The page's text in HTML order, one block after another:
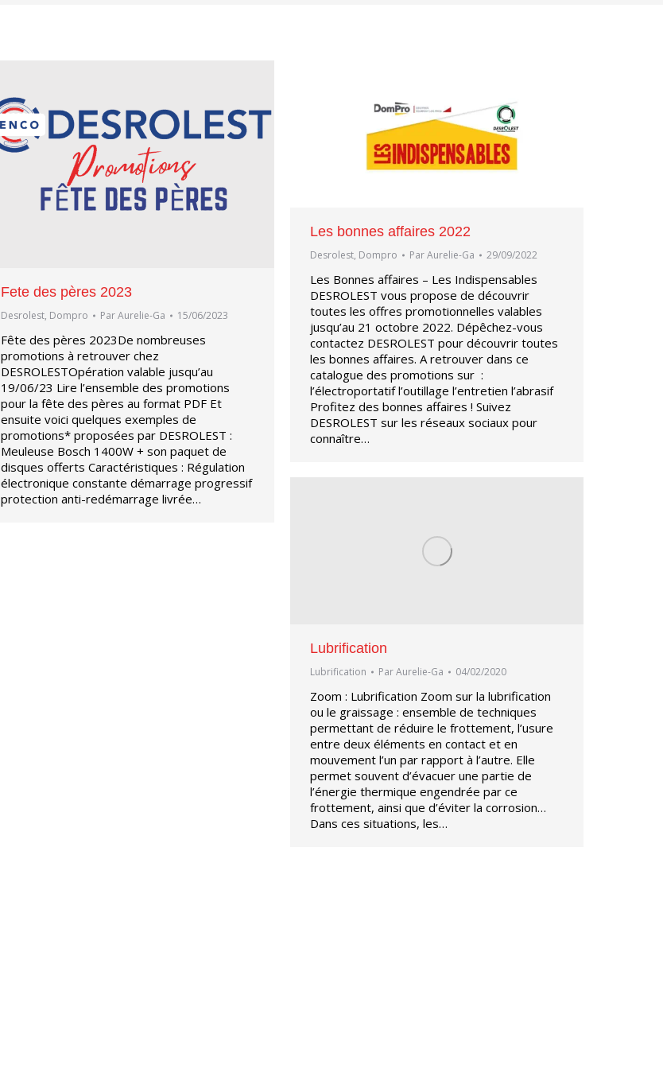
Fete des pères 2023
Desrolest, Dompro ParAurelie-Ga 15/06/2023
Fête des pères 2023De nombreuses
promotions à retrouver chez
DESROLESTOpération valable jusqu’au
19/06/23 Lire l’ensemble des promotions
pour la fête des pères au format PDF Et
ensuite voici quelques exemples de
promotions* proposées par DESROLEST :
Meuleuse Bosch 1400W + son paquet de
disques offerts Caractéristiques : Régulation
électronique constante démarrage progressif
protection anti-redémarrage livrée…
Les bonnes affaires 2022
Desrolest, Dompro ParAurelie-Ga 29/09/2022
Les Bonnes affaires – Les Indispensables
DESROLEST vous propose de découvrir
toutes les offres promotionnelles valables
jusqu’au 21 octobre 2022. Dépêchez-vous
contactez DESROLEST pour découvrir toutes
les bonnes affaires. A retrouver dans ce
catalogue des promotions sur :
l’électroportatif l’outillage l’entretien l’abrasif
Profitez des bonnes affaires ! Suivez
DESROLEST sur les réseaux sociaux pour
connaître…
Lubrification
Lubrification ParAurelie-Ga 04/02/2020
Zoom : Lubrification Zoom sur la lubrification
ou le graissage : ensemble de techniques
permettant de réduire le frottement, l’usure
entre deux éléments en contact et en
mouvement l’un par rapport à l’autre. Elle
permet souvent d’évacuer une partie de
l’énergie thermique engendrée par ce
frottement, ainsi que d’éviter la corrosion…
Dans ces situations, les…